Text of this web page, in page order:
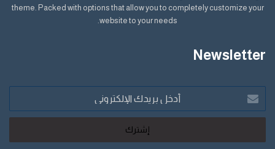
theme. Packed with options that allow you to completely customize your
website to your needs.
Newsletter
بريدك
الإلكتروني